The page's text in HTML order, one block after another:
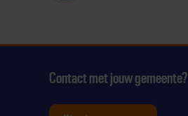
Contact met jouw gemeente?